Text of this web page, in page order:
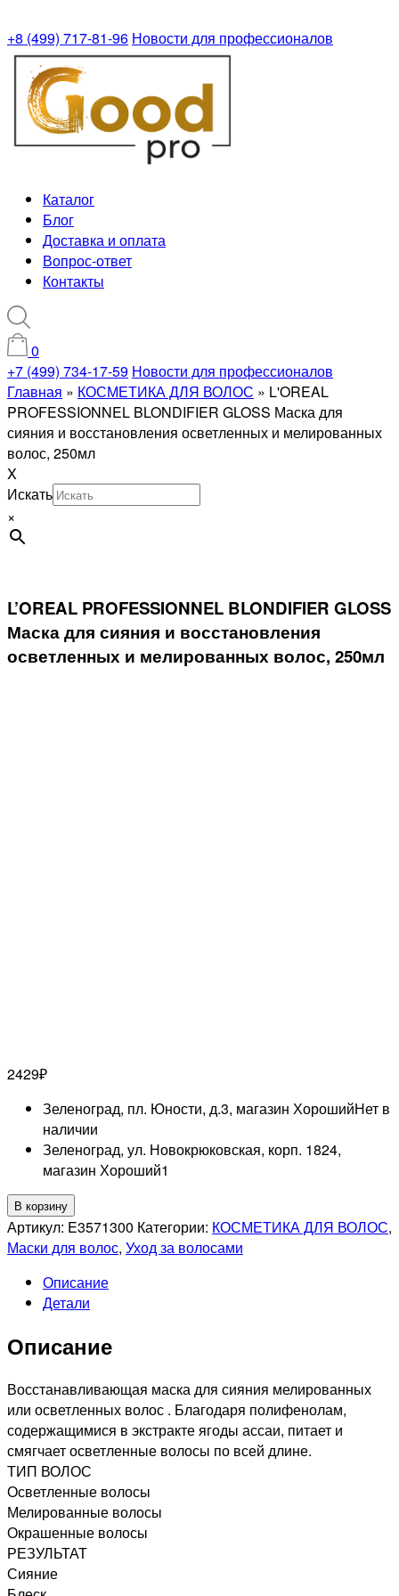
+8 (499) 717-81-96 Новости для профессионалов
Каталог
Блог
Доставка и оплата
Вопрос-ответ
Контакты
0
+7 (499) 734-17-59 Новости для профессионалов
Главная » КОСМЕТИКА ДЛЯ ВОЛОС » L'OREAL
PROFESSIONNEL BLONDIFIER GLOSS Маска для
сияния и восстановления осветленных и мелированных
волос, 250мл
X
Искать
×
L’OREAL PROFESSIONNEL BLONDIFIER GLOSS
Маска для сияния и восстановления
осветленных и мелированных волос, 250мл
2429₽
Зеленоград, пл. Юности, д.3, магазин ХорошийНет в
наличии
Зеленоград, ул. Новокрюковская, корп. 1824,
магазин Хороший1
Количество
товара
L'OREAL
BLONDIFIER
GLOSS
для
и
восстановления
осветленных
и
мелированных
волос,
250мл
В корзину
Артикул: E3571300 Категории: КОСМЕТИКА ДЛЯ ВОЛОС,
Маски для волос, Уход за волосами
Описание
Детали
Описание
Восстанавливающая маска для сияния мелированных
или осветленных волос . Благодаря полифенолам,
содержащимися в экстракте ягоды ассаи, питает и
смягчает осветленные волосы по всей длине.
ТИП ВОЛОС
Осветленные волосы
Мелированные волосы
Окрашенные волосы
РЕЗУЛЬТАТ
Сияние